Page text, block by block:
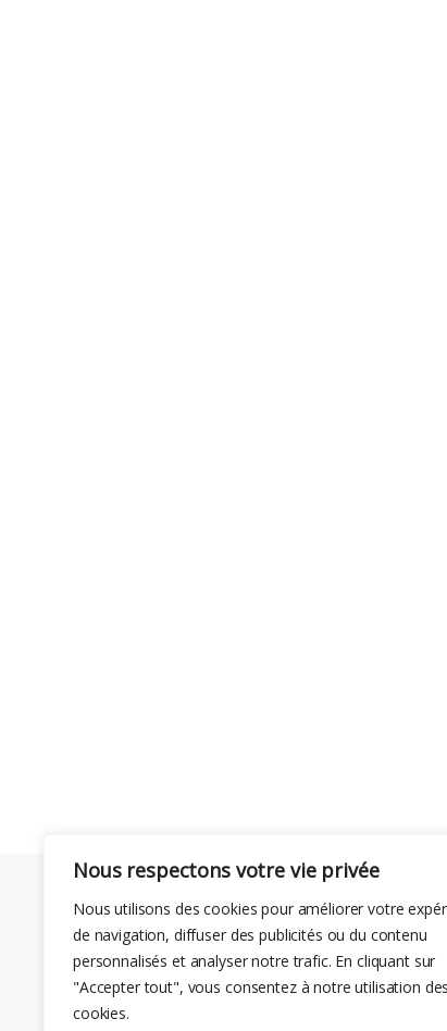
Nous respectons votre vie privée
Nous utilisons des cookies pour améliorer votre
de navigation, diffuser des publicités ou du contenu
personnalisés et analyser notre trafic. En cliquant sur
"Accepter tout", vous consentez à notre utilisation des
cookies.